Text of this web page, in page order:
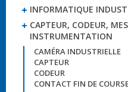
INFORMATIQUE
CAPTEUR, CODEUR,
INSTRUMENTATION
CAMÉRA INDUSTRIELLE
CAPTEUR
CODEUR
CONTACT FIN DE